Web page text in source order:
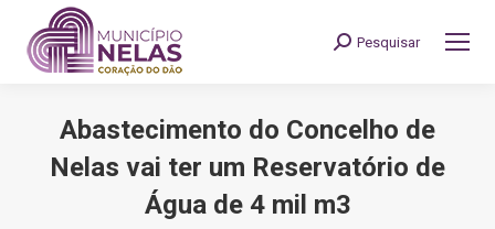
Search:
Pesquisar
Abastecimento do Concelho de
Nelas vai ter um Reservatório de
Água de 4 mil m3